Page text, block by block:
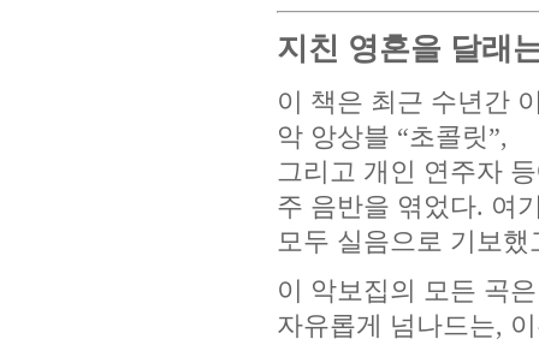
지친 영혼을 달래
이 책은 최근 수년간
악 앙상블 “초콜릿”,
그리고 개인 연주자
주 음반을 엮었다. 여
모두 실음으로 기보
이 악보집의 모든 곡
자유롭게 넘나드는,